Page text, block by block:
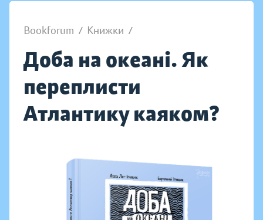
Bookforum / Книжки /
Доба на океані. Як
переплисти
Атлантику каяком?